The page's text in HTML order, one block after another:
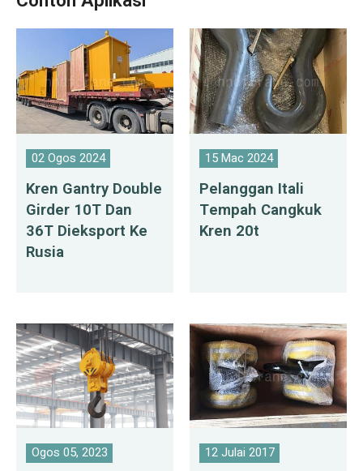
02 Ogos 2024
Kren Gantry Double
Girder 10T Dan
36T Dieksport Ke
Rusia
15 Mac 2024
Pelanggan Itali
Tempah Cangkuk
Kren 20t
Ogos 05, 2023 12 Julai 2017